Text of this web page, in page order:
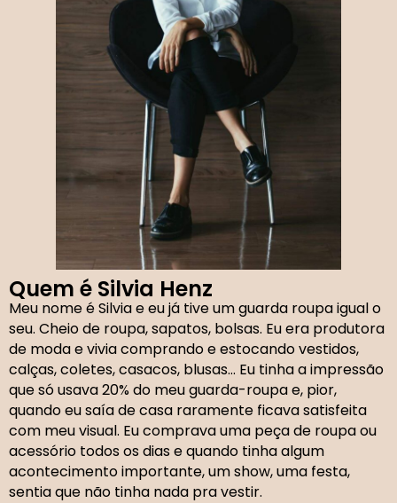
Quem é Silvia Henz
Meu nome é Silvia e eu já tive um guarda roupa igual o
seu. Cheio de roupa, sapatos, bolsas. Eu era produtora
de moda e vivia comprando e estocando vestidos,
calças, coletes, casacos, blusas… Eu tinha a impressão
que só usava 20% do meu guarda-roupa e, pior,
quando eu saía de casa raramente ficava satisfeita
com meu visual. Eu comprava uma peça de roupa ou
acessório todos os dias e quando tinha algum
acontecimento importante, um show, uma festa,
sentia que não tinha nada pra vestir.